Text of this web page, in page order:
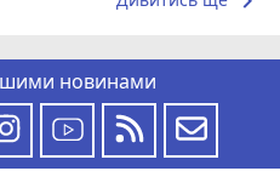
новинами